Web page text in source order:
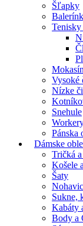
Šľapky
Tenisky
Vysoké
Nízke
Snehule
Pánska
Dámske
Tričká
Košele
Šaty
Sukne,
Kabáty
Body a